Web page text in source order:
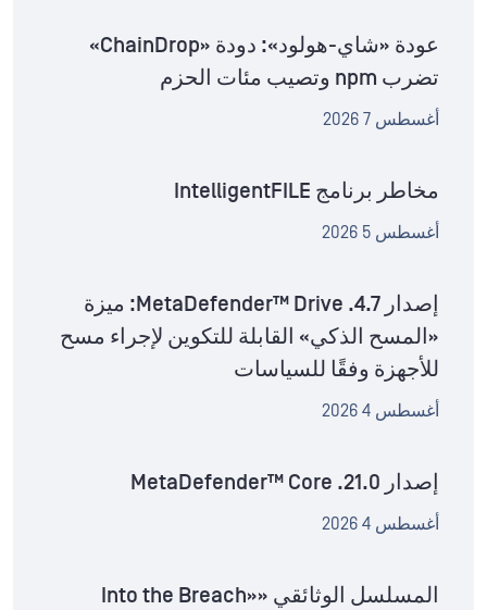
عودة «شاي-هولود»: دودة «ChainDrop»
تضرب npm وتصيب مئات الحزم
أغسطس 7 2026
مخاطر برنامج IntelligentFILE
أغسطس 5 2026
إصدار MetaDefender™ Drive .4.7: ميزة
«المسح الذكي» القابلة للتكوين لإجراء مسح
للأجهزة وفقًا للسياسات
أغسطس 4 2026
إصدار MetaDefender™ Core .21.0
أغسطس 4 2026
المسلسل الوثائقي «Into the Breach»